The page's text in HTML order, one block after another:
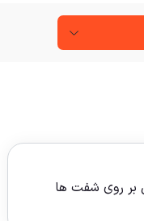
بر روی شفت ها